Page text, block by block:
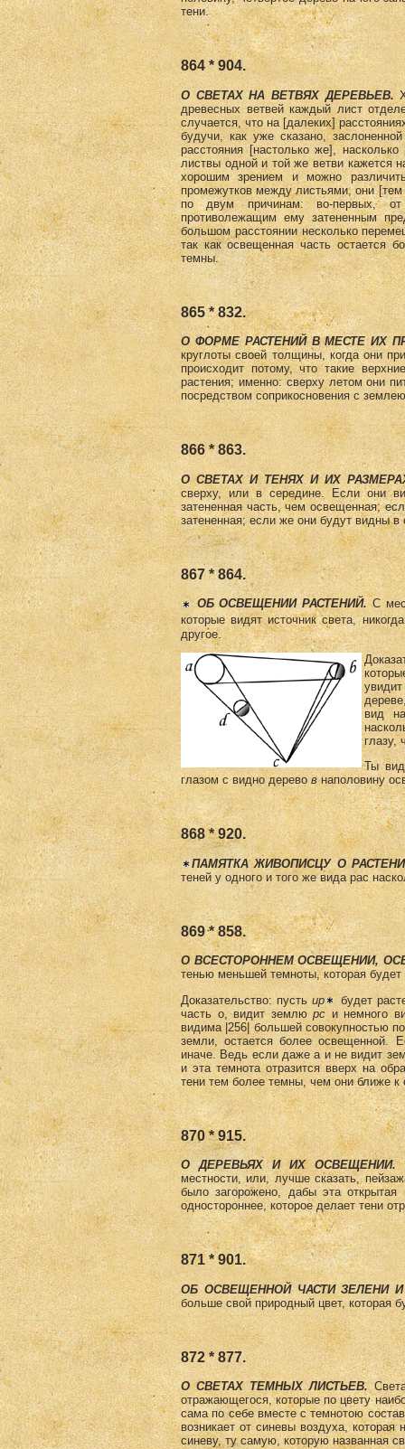
тени.
864 * 904.
О СВЕТАХ НА ВЕТВЯХ ДЕРЕВЬЕВ.
древесных ветвей каждый лист
случается, что на [далеких]
будучи, как уже сказано,
расстояния [настолько же],
листвы одной и той же ветви кажется
хорошим зрением и можно
промежутков между листьями, они
по двум причинам: во-первых, от
противолежащим ему затененным
большом расстоянии несколько
так как освещенная часть остается
темны.
865 * 832.
О ФОРМЕ РАСТЕНИЙ В МЕСТЕ ИХ
круглоты своей толщины, когда они
происходит потому, что такие
растения; именно: сверху летом они
посредством соприкосновения с
866 * 863.
О СВЕТАХ И ТЕНЯХ И ИХ
сверху, или в середине. Если они
затененная часть, чем освещенная;
затененная; если же они будут видны в
867 * 864.
ОБ ОСВЕЩЕНИИ РАСТЕНИЙ. С
которые видят источник света,
другое.
вид
глазу,
Ты
глазом с видно дерево внаполовину
868 * 920.
ПАМЯТКА ЖИВОПИСЦУ О
теней у одного и того же вида рас
869 * 858.
О ВСЕСТОРОННЕМ ОСВЕЩЕНИИ,
тенью меньшей темноты, которая
Доказательство: пустьup
будет
часть о, видит землюрс и немного
видима |256| большей совокупностью
земли, остается более освещенной.
иначе. Ведь если даже а и не видит
и эта темнота отразится вверх на
тени тем более темны, чем они ближе к
870 * 915.
О ДЕРЕВЬЯХ И ИХ ОСВЕЩЕНИИ.
местности, или, лучше сказать,
было загорожено, дабы эта
одностороннее, которое делает тени
871 * 901.
ОБ ОСВЕЩЕННОЙ ЧАСТИ ЗЕЛЕНИ
больше свой природный цвет, которая
872 * 877.
О СВЕТАХ ТЕМНЫХ ЛИСТЬЕВ.
отражающегося, которые по цвету
сама по себе вместе с темнотою
возникает от синевы воздуха, которая
синеву, ту самую, которую названная